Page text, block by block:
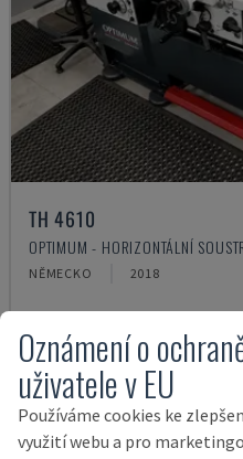
TH 4610
OPTIMUM - HORIZONTÁLNÍ
NĚMECKO 2018
Oznámení o
uživatele v EU
Používáme cookies ke
využití webu a pro